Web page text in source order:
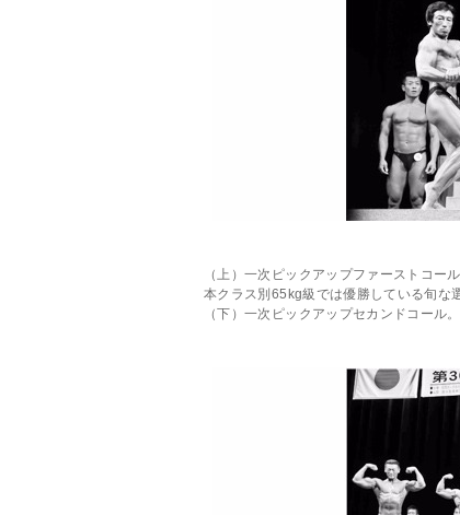
（上）一次ピックアップファーストコー
本クラス別65kg級では優勝している旬な
（下）一次ピックアップセカンドコール